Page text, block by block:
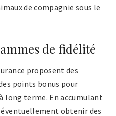
de compagnie sous le
de fidélité
proposent des
points bonus pour
long terme. En accumulant
éventuellement obtenir des